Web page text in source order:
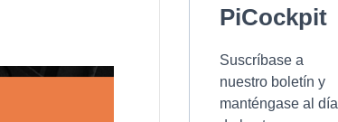
PiCockpit
Suscríbase a
nuestro boletín y
manténgase al día